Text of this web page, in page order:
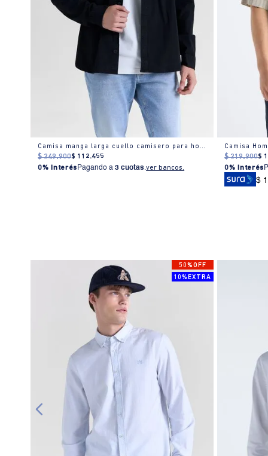
Camisa manga larga cuello camisero para hombre
$ 249.900$ 112.455
0% Interés Pagando a3 cuotas.ver bancos.
Camisa
$ 219.900$
0% Interés
$
50%OFF
10%EXTRA